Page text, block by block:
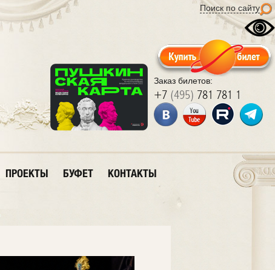
Поиск по сайту
Заказ билетов:
+7 (495) 781 781 1
ПРОЕКТЫ БУФЕТ КОНТАКТЫ